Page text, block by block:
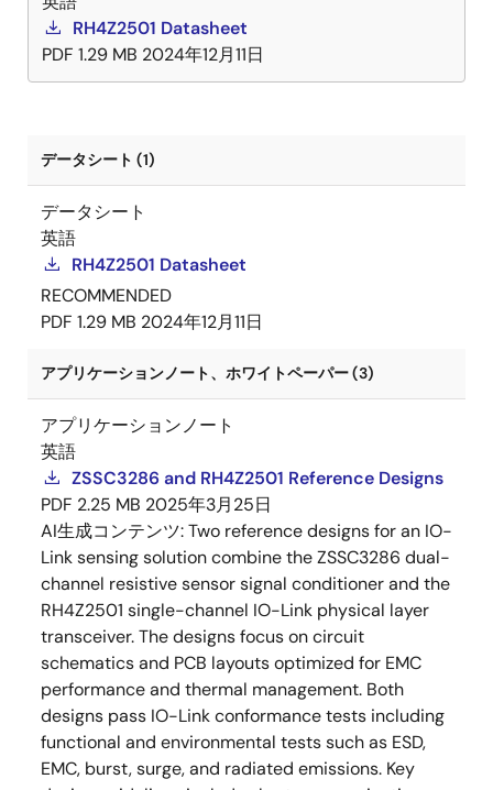
RH4Z2501 Datasheet
PDF 1.29 MB 2024年12月11日
データシート (1)
データシート
英語
RH4Z2501 Datasheet
RECOMMENDED
PDF 1.29 MB 2024年12月11日
アプリケーションノート、ホワイトペーパー (3)
アプリケーションノート
英語
ZSSC3286 and RH4Z2501 Reference Designs
PDF 2.25 MB 2025年3月25日
AI生成コンテンツ:Two reference designs for an IO-
Link sensing solution combine the ZSSC3286 dual-
channel resistive sensor signal conditioner and the
RH4Z2501 single-channel IO-Link physical layer
transceiver. The designs focus on circuit
schematics and PCB layouts optimized for EMC
performance and thermal management. Both
designs pass IO-Link conformance tests including
functional and environmental tests such as ESD,
EMC, burst, surge, and radiated emissions. Key